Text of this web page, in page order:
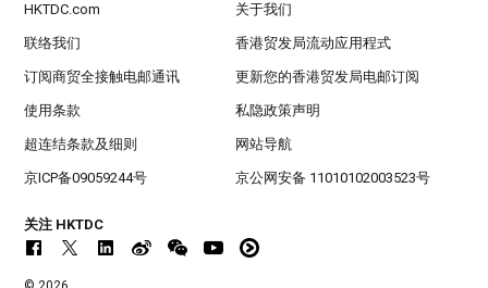
HKTDC.com 关于我们
联络我们 香港贸发局流动应用程式
订阅商贸全接触电邮通讯 更新您的香港贸发局电邮订阅
使用条款 私隐政策声明
超连结条款及细则 网站导航
京ICP备09059244号 京公网安备 11010102003523号
关注 HKTDC